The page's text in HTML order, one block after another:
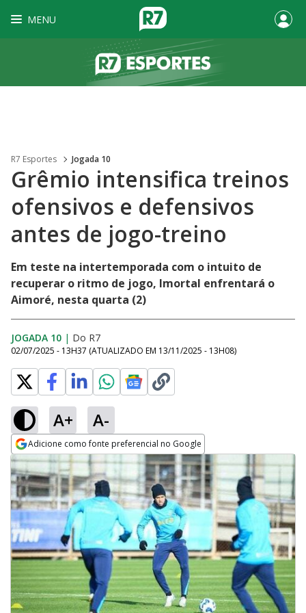
MENU
R7 Esportes Jogada 10
Grêmio intensifica treinos
ofensivos e defensivos
antes de jogo-treino
Em teste na intertemporada com o intuito de
recuperar o ritmo de jogo, Imortal enfrentará o
Aimoré, nesta quarta (2)
JOGADA 10 | Do R7
02/07/2025 - 13H37 (ATUALIZADO EM 13/11/2025 - 13H08)
A+ A-
Adicione como fonte preferencial no Google
Opens in new window